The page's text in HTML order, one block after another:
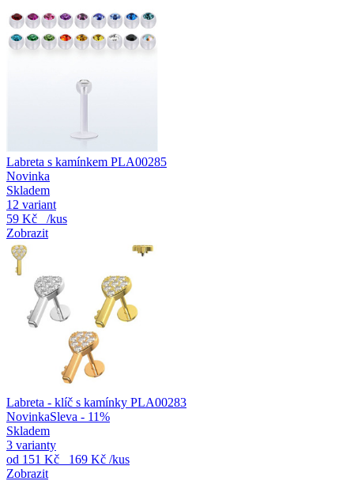
Labreta s kamínkem PLA00285
Novinka
Skladem
12 variant
59 Kč
/kus
Zobrazit
Labreta - klíč s kamínky PLA00283
NovinkaSleva - 11%
Skladem
3 varianty
od 151 Kč 169 Kč /kus
Zobrazit